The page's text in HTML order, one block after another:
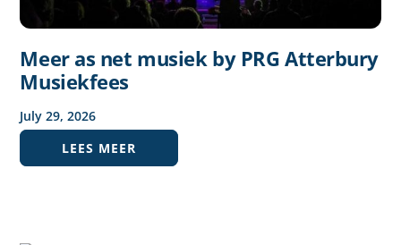
Meer as net musiek by PRG Atterbury
Musiekfees
July 29,2026
LEES MEER